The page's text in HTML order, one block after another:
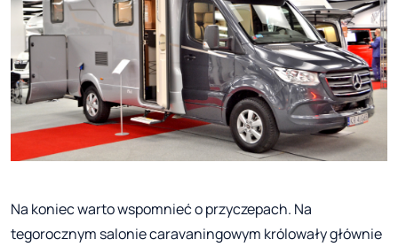
Na koniec warto wspomnieć o przyczepach. Na
tegorocznym salonie caravaningowym królowały głównie